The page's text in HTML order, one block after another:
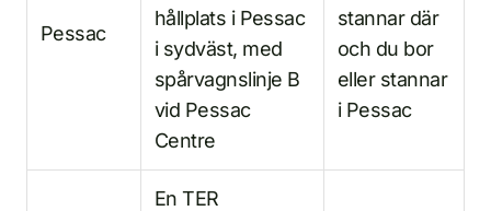
Pessac
hållplats i Pessac
i sydväst, med
spårvagnslinje B
vid Pessac
Centre
stannar där
och du bor
eller stannar
i Pessac
En TER